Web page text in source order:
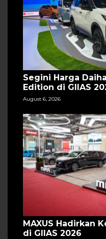
Segini Harga
Edition di GIIAS
August 6, 2026
MAXUS Hadirkan
di GIIAS 2026